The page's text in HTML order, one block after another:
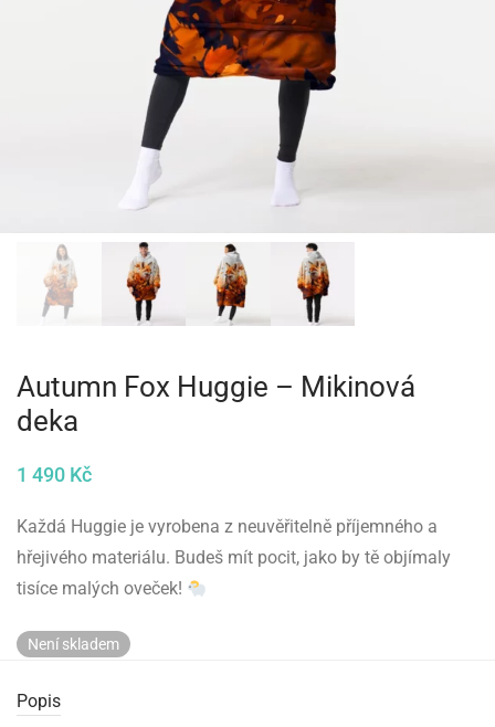
Autumn Fox Huggie – Mikinová
deka
1 490 Kč
Každá Huggie je vyrobena z neuvěřitelně příjemného a
hřejivého materiálu. Budeš mít pocit, jako by tě objímaly
tisíce malých oveček!
Není skladem
Popis